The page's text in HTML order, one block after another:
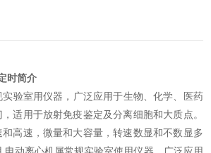
时简介
室用仪器，广泛应用于生物、化学、医药
适用于放射免疫鉴定及分离细胞和大质点。
高速，微量和大容量，转速数显和不数显多
电动离心机属常规实验室使用仪器，广泛应用